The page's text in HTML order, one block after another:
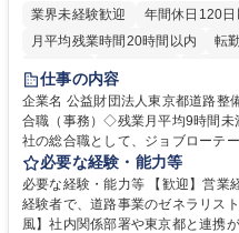
業界未経験歓迎
年間休日120日
月平均残業時間20時間以内
転
研修あり
退職金あり
駅近5分以内
資格取得手当あり
仕事の内容
企業名 公益財団法人東京都道路整備保全公社 求人名 【
合職（事務）◇残業月平均9時間未満／有
社の総合職として、ジョブローテ
等のフロント部門の部署等幅広い
制度やキャリア支援が充実しております！
管理部門：広報、人事、経理など
門：駐車場の新規開拓、管理運営
必要な経験・能力等
必要な経験・能力等 【歓迎】営業
経験者で、道路事業のゼネラリス
風】社内関係部署や東京都と連携